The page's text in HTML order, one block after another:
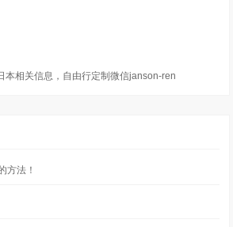
本相关信息，自由行定制微信janson-ren
方法！